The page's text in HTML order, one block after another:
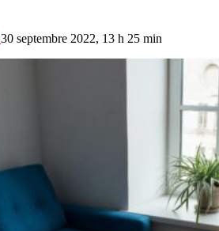
30 septembre 2022, 13 h 25 min